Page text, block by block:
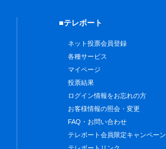
■テレボート
ネット投票会員登録
各種サービス
マイページ
投票結果
ログイン情報をお忘れの方
お客様情報の照会・変更
FAQ・お問い合わせ
テレボート会員限定キャンペーン